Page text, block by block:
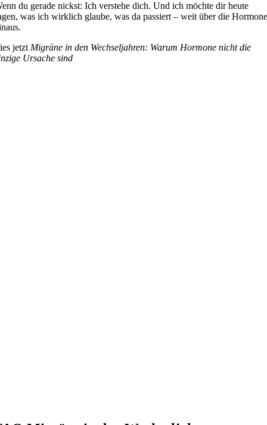
du gerade nickst: Ich verstehe dich. Und ich möchte dir heute
was ich wirklich glaube, was da passiert – weit über die
jetzt Migräne in den Wechseljahren: Warum Hormone nicht die
Ursache sind